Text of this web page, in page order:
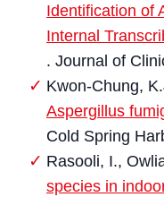
Identification of
Internal
. Journal of
Kwon-Chung,
Aspergillus
Cold Spring
Rasooli, I.,
species in